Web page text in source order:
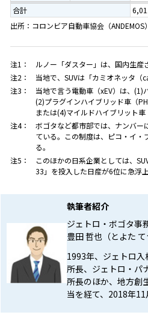
合計
出所：コロンビア自動車協会（ANDEMOS）
注1：
ルノー「ダスター」は、国内生産
注2：
当地で、SUVは「カミオネッタ（
注3：
当地で言う電動車（xEV）は、(1)
(2)プラグインハイブリッド車（
または(4)マイルドハイブリット車
注4：
ボゴタなど都市部では、ナンバー
ている。この制度は、ピコ・イ
る。
注5：
このほかの日系企業としては、
33」を投入した日産が6位に急浮上
執筆者紹介
ジェトロ・ボゴタ事
豊田 哲也（とよた て
1993年、ジェトロ
所長、ジェトロ・パ
所長のほか、地方創
当を経て、2018年11